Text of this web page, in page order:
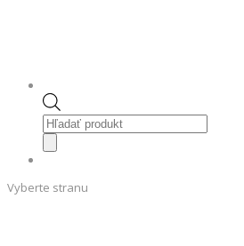
Products
search
Vyberte stranu